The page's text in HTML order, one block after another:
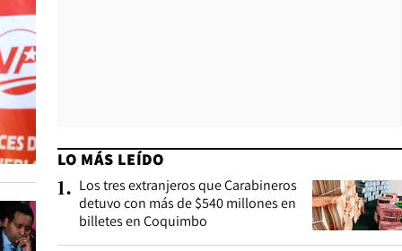
LO MÁS LEÍDO
1. Los tres extranjeros que Carabineros
detuvo con más de $540 millones en
billetes en Coquimbo